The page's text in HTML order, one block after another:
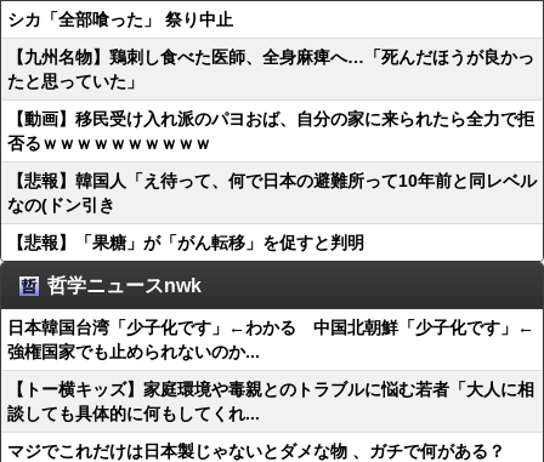
シカ「全部喰った」 祭り中止
【九州名物】鶏刺し食べた医師、全身麻痺へ…「死んだほうが良かっ
たと思っていた」
【動画】移民受け入れ派のパヨおば、自分の家に来られたら全力で拒
否るｗｗｗｗｗｗｗｗｗｗ
【悲報】韓国人「え待って、何で日本の避難所って10年前と同レベル
なの(ドン引き
【悲報】「果糖」が「がん転移」を促すと判明
哲学ニュースnwk
日本韓国台湾「少子化です」←わかる 中国北朝鮮「少子化です」←
強権国家でも止められないのか...
【トー横キッズ】家庭環境や毒親とのトラブルに悩む若者「大人に相
談しても具体的に何もしてくれ...
マジでこれだけは日本製じゃないとダメな物 、ガチで何がある？